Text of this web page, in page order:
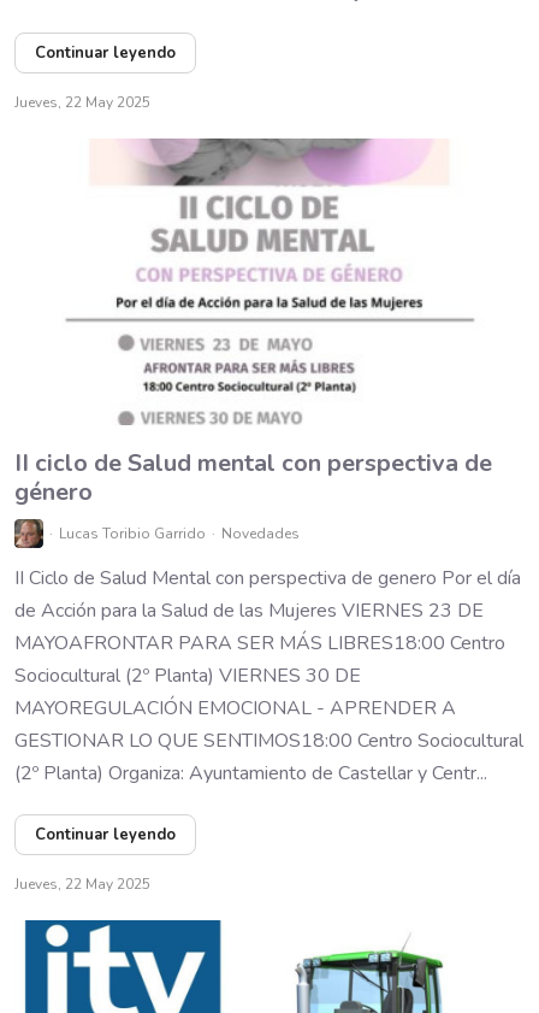
Continuar leyendo
Jueves, 22 May 2025
II ciclo de Salud mental con perspectiva de
género
Lucas Toribio Garrido Novedades
II Ciclo de Salud Mental con perspectiva de genero Por el día
de Acción para la Salud de las Mujeres VIERNES 23 DE
MAYOAFRONTAR PARA SER MÁS LIBRES18:00 Centro
Sociocultural (2º Planta) VIERNES 30 DE
MAYOREGULACIÓN EMOCIONAL - APRENDER A
GESTIONAR LO QUE SENTIMOS18:00 Centro Sociocultural
(2º Planta) Organiza: Ayuntamiento de Castellar y Centr...
Continuar leyendo
Jueves, 22 May 2025